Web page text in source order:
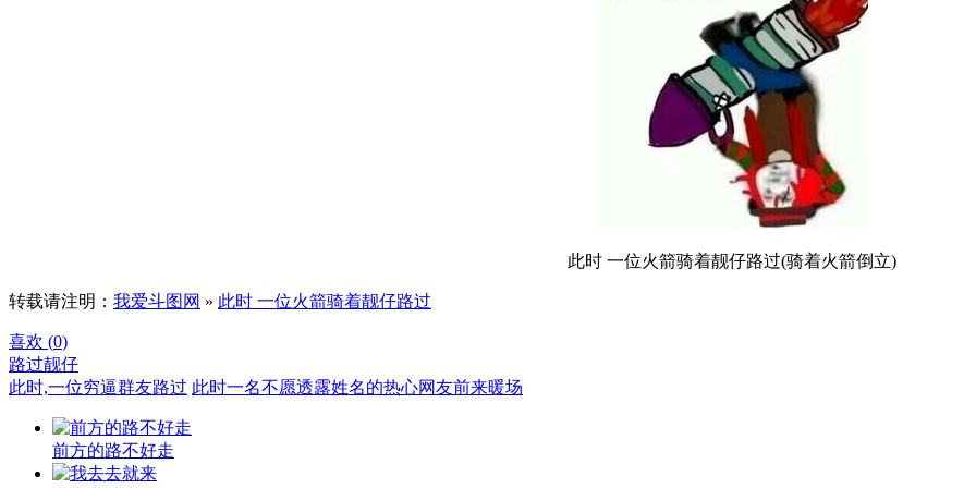
此时 一位火箭骑着靓仔路过(骑着火箭倒立)
转载请注明： 我爱斗图网 » 此时 一位火箭骑着靓仔路过
喜欢 (0)
路过靓仔
此时,一位穷逼群友路过 此时一名不愿透露姓名的热心网友前来暖场
前方的路不好走